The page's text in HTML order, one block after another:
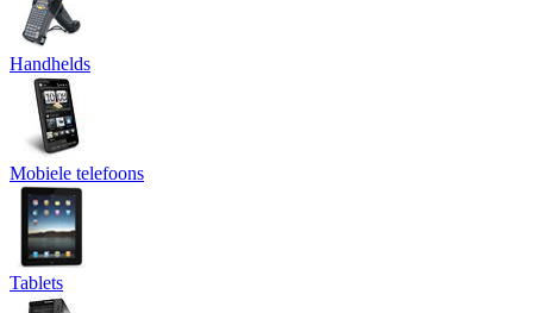
Handhelds
Mobiele telefoons
Tablets